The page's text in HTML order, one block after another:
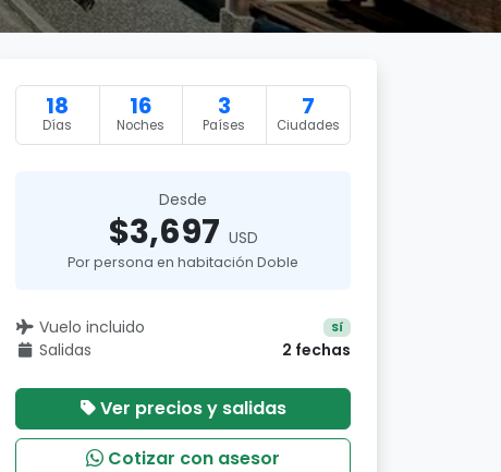
18
Días
16
Noches
3
Países
7
Ciudades
Desde
$3,697 USD
Por persona en habitación Doble
Vuelo incluido Sí
Salidas 2 fechas
Ver precios y salidas
Cotizar con asesor